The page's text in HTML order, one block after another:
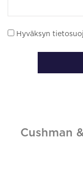
Hyväksyn
Cushman